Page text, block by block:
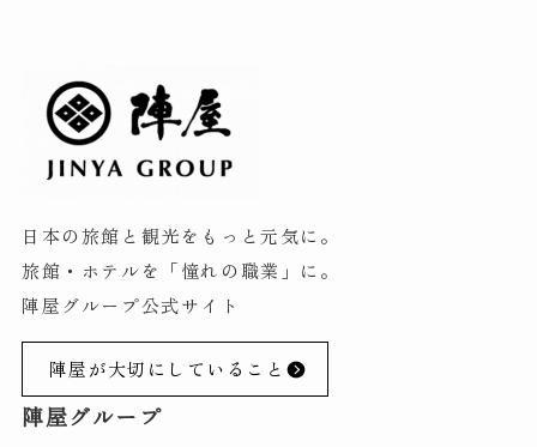
日本の旅館と観光をもっと元気に。
旅館・ホテルを「憧れの職業」に。
陣屋グループ公式サイト
陣屋が大切にしていること
陣屋グループ